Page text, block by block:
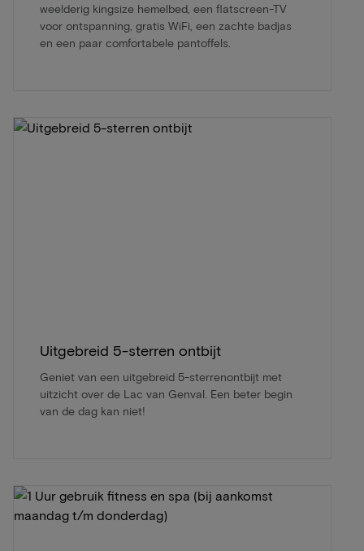
weelderig kingsize hemelbed, een flatscreen-TV
voor ontspanning, gratis WiFi, een zachte badjas
en een paar comfortabele pantoffels.
Uitgebreid 5-sterren ontbijt
Geniet van een uitgebreid 5-sterrenontbijt met
uitzicht over de Lac van Genval. Een beter begin
van de dag kan niet!